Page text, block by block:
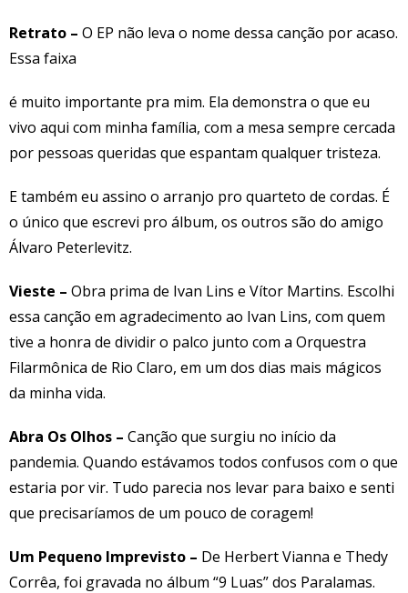
Retrato – O EP não leva o nome dessa canção por acaso.
Essa faixa
é muito importante pra mim. Ela demonstra o que eu
vivo aqui com minha família, com a mesa sempre cercada
por pessoas queridas que espantam qualquer tristeza.
E também eu assino o arranjo pro quarteto de cordas. É
o único que escrevi pro álbum, os outros são do amigo
Álvaro Peterlevitz.
Vieste – Obra prima de Ivan Lins e Vítor Martins. Escolhi
essa canção em agradecimento ao Ivan Lins, com quem
tive a honra de dividir o palco junto com a Orquestra
Filarmônica de Rio Claro, em um dos dias mais mágicos
da minha vida.
Abra Os Olhos – Canção que surgiu no início da
pandemia. Quando estávamos todos confusos com o que
estaria por vir. Tudo parecia nos levar para baixo e senti
que precisaríamos de um pouco de coragem!
Um Pequeno Imprevisto – De Herbert Vianna e Thedy
Corrêa, foi gravada no álbum “9 Luas” dos Paralamas.